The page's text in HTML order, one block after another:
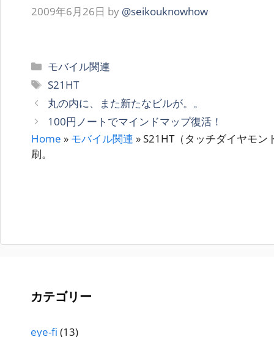
2009年6月26日 by @seikouknowhow
カ
テ
ゴ
リ
ー
モバイル関連
タ
グ
S21HT
丸の内に、また新たなビルが。。
100円ノートでマインドマップ復活！
Home » モバイル関連 »S21HT（タッチダイヤモン
刷。
カテゴリー
eye-fi (13)